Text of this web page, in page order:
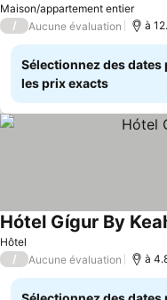
Maison/appartement entier
/ Aucune évaluation à
Sélectionnez des dates
les prix exacts
Hôtel
Hótel Gígur By
/ Aucune évaluation à